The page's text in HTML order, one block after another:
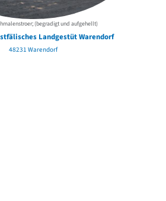
(begradigt und aufgehellt)
Landgestüt Warendorf
48231 Warendorf